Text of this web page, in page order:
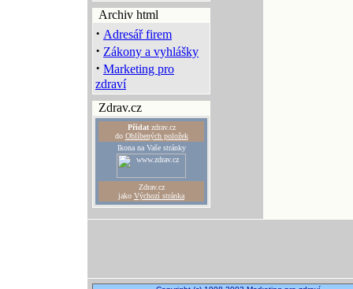
Archiv html
· Adresář firem
· Zákony a vyhlášky
· Marketing pro
zdraví
Zdrav.cz
Přidatzdrav.cz
do Oblíbených položek
Ikona na Vaše stránky
Zdrav.cz
jako Výchozí stránka